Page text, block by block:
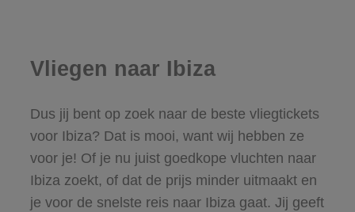
Vliegen naar Ibiza
Dus jij bent op zoek naar de beste vliegtickets
voor Ibiza? Dat is mooi, want wij hebben ze
voor je! Of je nu juist goedkope vluchten naar
Ibiza zoekt, of dat de prijs minder uitmaakt en
je voor de snelste reis naar Ibiza gaat. Jij geeft